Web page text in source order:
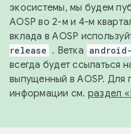
экосистемы, мы будем
AOSP во 2-м и 4-м
вклада в AOSP
release . Ветка
всегда будет ссылаться
выпущенный в AOSP. Для
информации см. раздел